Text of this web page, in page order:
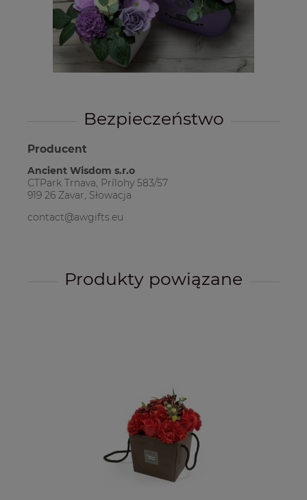
Bezpieczeństwo
Producent
Ancient Wisdom s.r.o
CTPark Trnava, Prílohy 583/57
919 26 Zavar, Słowacja
contact@awgifts.eu
Produkty powiązane